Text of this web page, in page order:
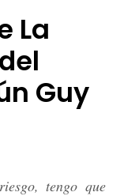
La
Guy
tengo que